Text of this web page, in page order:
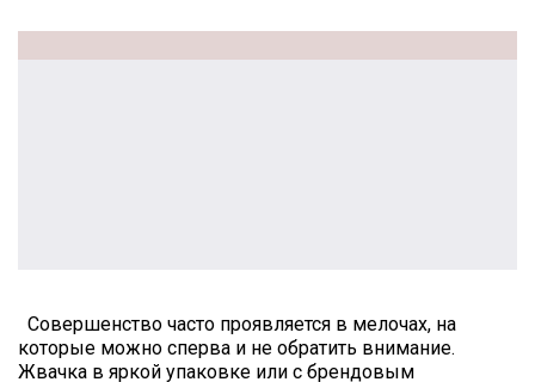
Совершенство часто проявляется в мелочах, на
которые можно сперва и не обратить внимание.
Жвачка в яркой упаковке или с брендовым